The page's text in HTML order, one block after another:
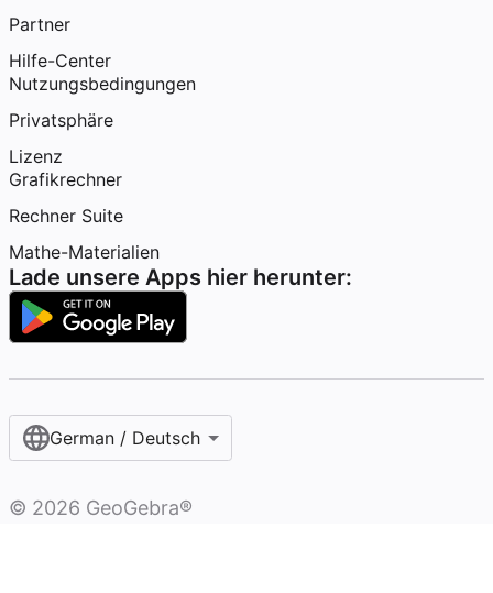
Partner
Hilfe-Center
Nutzungsbedingungen
Privatsphäre
Lizenz
Grafikrechner
Rechner Suite
Mathe-Materialien
Lade unsere Apps hier herunter:
German / Deutsch
© 2026 GeoGebra®